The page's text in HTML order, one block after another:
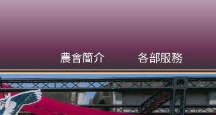
農會簡介 各部服務